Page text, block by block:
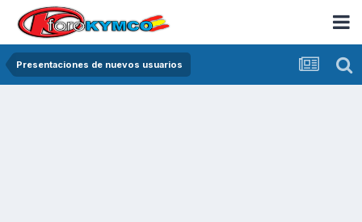
Presentaciones de nuevos usuarios